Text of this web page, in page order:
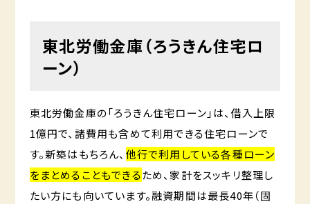
東北労働金庫（ろうきん住宅ロ
ーン）
東北労働金庫の「ろうきん住宅ローン」は、借入上限
1億円で、諸費用も含めて利用できる住宅ローンで
す。新築はもちろん、 他行で利用している各種ローン
をまとめることもできるため、家計をスッキリ整理し
たい方にも向いています。融資期間は最長40年（固